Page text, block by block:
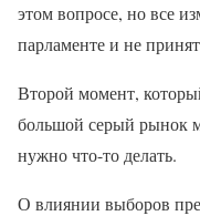
этом вопросе, но все
парламенте и не
Второй момент,
большой серый рынок
нужно что-то делать.
О влиянии выборов